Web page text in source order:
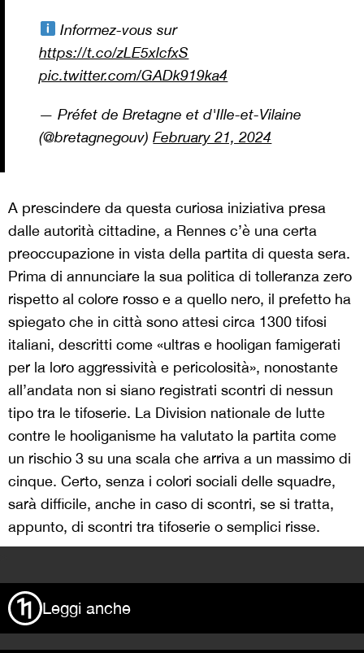
Informez-vous sur
https://t.co/zLE5xlcfxS
pic.twitter.com/GADk919ka4
— Préfet de Bretagne et d'Ille-et-Vilaine
(@bretagnegouv)February 21, 2024
A prescindere da questa curiosa iniziativa presa
dalle autorità cittadine, a Rennes c’è una certa
preoccupazione in vista della partita di questa sera.
Prima di annunciare la sua politica di tolleranza zero
rispetto al colore rosso e a quello nero, il prefetto ha
spiegato che in città sono attesi circa 1300 tifosi
italiani, descritti come «ultras e hooligan famigerati
per la loro aggressività e pericolosità», nonostante
all’andata non si siano registrati scontri di nessun
tipo tra le tifoserie. La Division nationale de lutte
contre le hooliganisme ha valutato la partita come
un rischio 3 su una scala che arriva a un massimo di
cinque. Certo, senza i colori sociali delle squadre,
sarà difficile, anche in caso di scontri, se si tratta,
appunto, di scontri tra tifoserie o semplici risse.
Leggi anche